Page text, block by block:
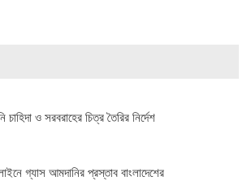
ও সরবরাহের চিত্র তৈরির নির্দেশ
গ্যাস আমদানির প্রস্তাব বাংলাদেশের